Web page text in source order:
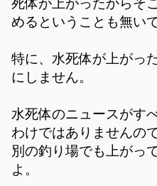
死体が上がったからそ
めるということも無いで
特に、水死体が上がっ
にしません。
水死体のニュースがす
わけではありませんの
別の釣り場でも上がっ
よ。